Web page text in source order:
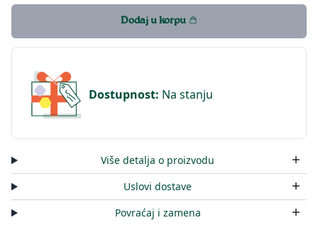
Dodaj u korpu
Dostupnost: Na stanju
Više detalja o proizvodu
Uslovi dostave
Povraćaj i zamena